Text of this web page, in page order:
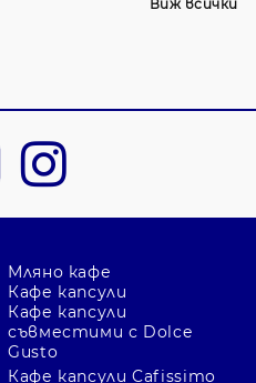
Виж всички
Мляно кафе
Кафе капсули
Кафе капсули
съвместими с Dolce
Gusto
Кафе капсули Cafissimo